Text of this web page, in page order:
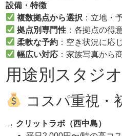
設備・特徴
複数拠点から選択 ：立地・
拠点別専門性 ：各拠点の得
柔軟な予約 ：空き状況に応
幅広い対応 ：家族写真から
用途別スタジ
コスパ重視・
→ クリットラボ（西中島）